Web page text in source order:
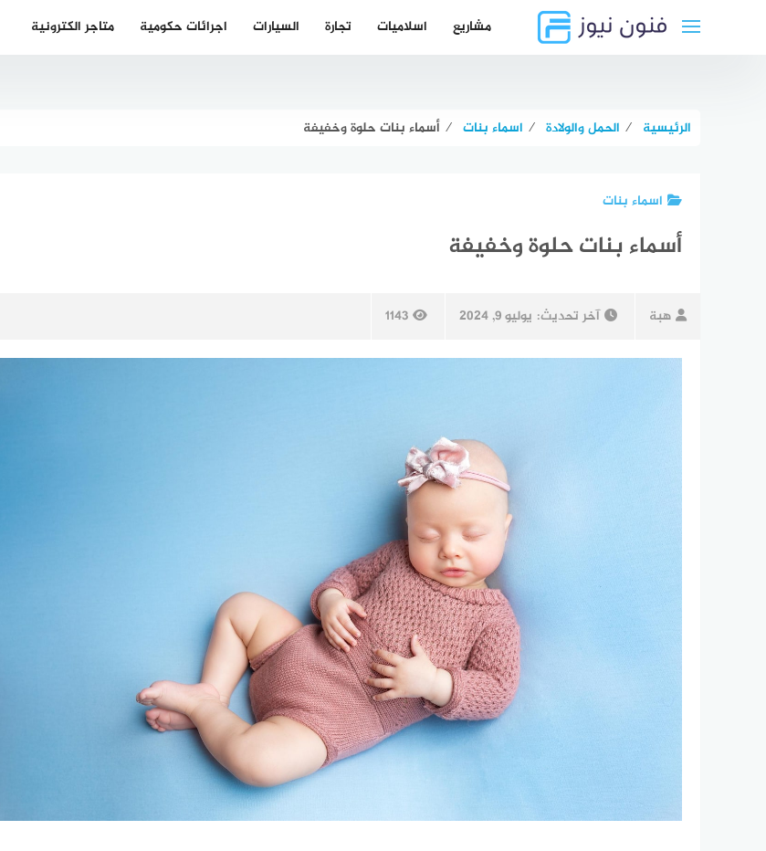
مشاريع اسلاميات تجارة السيارات اجرائات حكومية متاجر الكترونية
الرئيسية ⁄ الحمل والولادة ⁄ اسماء بنات ⁄ أسماء بنات حلوة وخفيفة
اسماء بنات
أسماء بنات حلوة وخفيفة
هبة آخر تحديث: يوليو 9, 2024 1143